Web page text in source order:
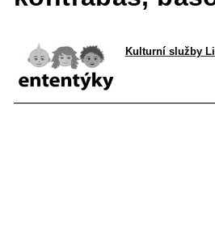
Kulturní služby